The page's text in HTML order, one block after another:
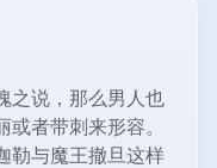
之说，那么男人也
者带刺来形容。
勒与魔王撤旦这样